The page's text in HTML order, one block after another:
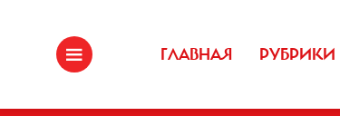
ГЛАВНАЯ РУБРИКИ